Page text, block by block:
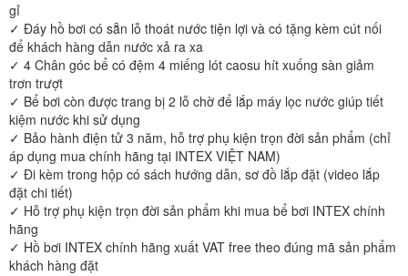
gỉ
✓ Đáy hồ bơi có sẵn lỗ thoát nước tiện lợi và có tặng kèm cút nối
để khách hàng dẫn nước xả ra xa
✓ 4 Chân góc bể có đệm 4 miếng lót caosu hít xuống sàn giảm
trơn trượt
✓ Bể bơi còn được trang bị 2 lỗ chờ để lắp máy lọc nước giúp tiết
kiệm nước khi sử dụng
✓ Bảo hành điện tử 3 năm, hỗ trợ phụ kiện trọn đời sản phẩm (chỉ
áp dụng mua chính hãng tại INTEX VIỆT NAM)
✓ Đi kèm trong hộp có sách hướng dẫn, sơ đồ lắp đặt (video lắp
đặt chi tiết)
✓ Hỗ trợ phụ kiện trọn đời sản phẩm khi mua bể bơi INTEX chính
hãng
✓ Hồ bơi INTEX chính hãng xuất VAT free theo đúng mã sản phẩm
khách hàng đặt